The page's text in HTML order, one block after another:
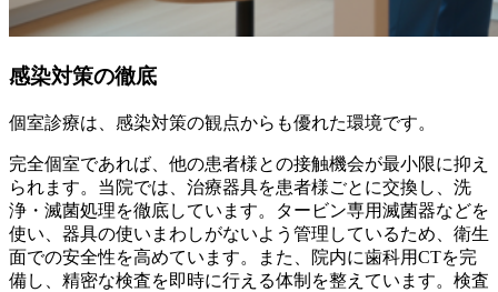
感染対策の徹底
個室診療は、感染対策の観点からも優れた環境です。
完全個室であれば、他の患者様との接触機会が最小限に抑え
られます。当院では、治療器具を患者様ごとに交換し、洗
浄・滅菌処理を徹底しています。タービン専用滅菌器などを
使い、器具の使いまわしがないよう管理しているため、衛生
面での安全性を高めています。また、院内に歯科用CTを完
備し、精密な検査を即時に行える体制を整えています。検査